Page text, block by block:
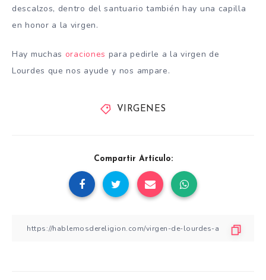
descalzos, dentro del santuario también hay una capilla
en honor a la virgen.
Hay muchas oraciones para pedirle a la virgen de
Lourdes que nos ayude y nos ampare.
VIRGENES
Compartir Artículo: